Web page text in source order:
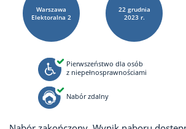
Warszawa
Elektoralna2
22 grudnia
2023 r.
Pierwszeństwo dla osób
z niepełnosprawnościami
Nabór zdalny